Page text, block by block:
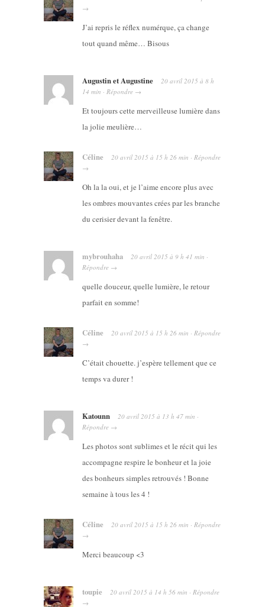
→
J’ai repris le réflex numérque, ça change
tout quand même… Bisous
Augustin et Augustine 20 avril 2015 à 8 h
14 min · Répondre →
Et toujours cette merveilleuse lumière dans
la jolie meulière…
Céline 20 avril 2015 à 15 h 26 min · Répondre
→
Oh la la oui, et je l’aime encore plus avec
les ombres mouvantes crées par les branche
du cerisier devant la fenêtre.
mybrouhaha 20 avril 2015 à 9 h 41 min ·
Répondre →
quelle douceur, quelle lumière, le retour
parfait en somme!
Céline 20 avril 2015 à 15 h 26 min · Répondre
→
C’était chouette. j’espère tellement que ce
temps va durer !
Katounn 20 avril 2015 à 13 h 47 min ·
Répondre →
Les photos sont sublimes et le récit qui les
accompagne respire le bonheur et la joie
des bonheurs simples retrouvés ! Bonne
semaine à tous les 4 !
Céline 20 avril 2015 à 15 h 26 min · Répondre
→
Merci beaucoup <3
toupie 20 avril 2015 à 14 h 56 min · Répondre
→